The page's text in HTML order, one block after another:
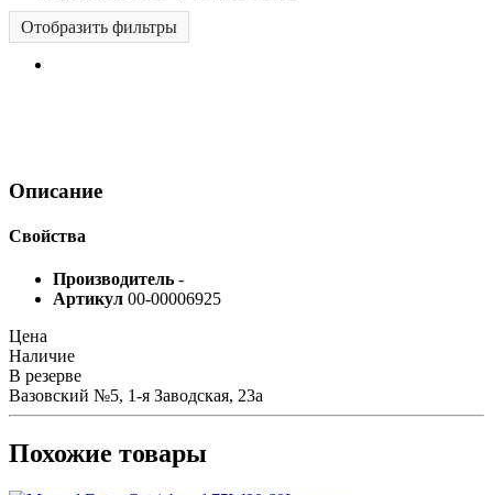
Отобразить фильтры
Описание
Свойства
Производитель -
Артикул 00-00006925
Цена
Наличие
В резерве
Вазовский №5, 1-я Заводская, 23а
Похожие товары